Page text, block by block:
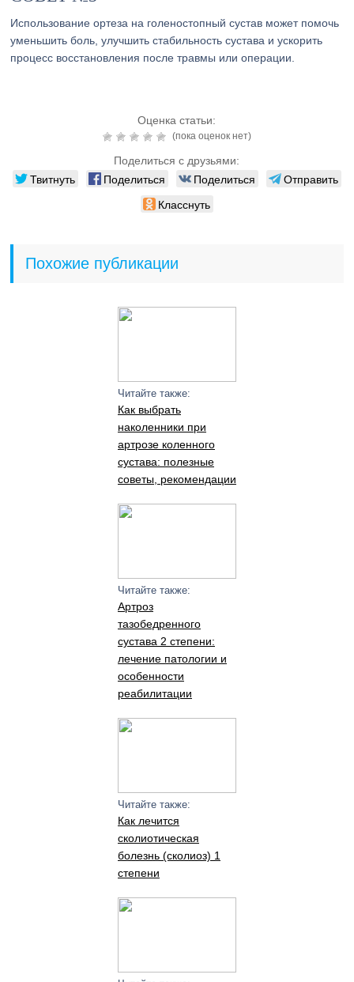
Использование ортеза на голеностопный сустав может помочь
уменьшить боль, улучшить стабильность сустава и ускорить
процесс восстановления после травмы или операции.
Оценка статьи:
(пока оценок нет)
Поделиться с друзьями:
Твитнуть Поделиться Поделиться
Отправить
Класснуть
Похожие публикации
Читайте также:
Как выбрать
наколенники при
артрозе коленного
сустава: полезные
советы, рекомендации
Читайте также:
Артроз
тазобедренного
сустава 2 степени:
лечение патологии и
особенности
реабилитации
Читайте также:
Как лечится
сколиотическая
болезнь (сколиоз) 1
степени